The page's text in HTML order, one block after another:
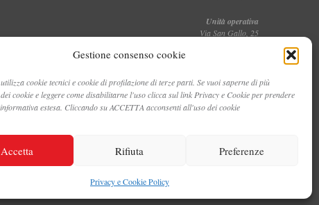
Gestione consenso cookie
cookie tecnici e cookie di profilazione di terze parti. Se vuoi saperne di più
cookie e leggere come disabilitarne l'uso clicca sul link Privacy e Cookie per prendere
estesa. Cliccando su ACCETTA acconsenti all'uso dei cookie
Accetta Rifiuta Preferenze
Privacy e Cookie Policy
Unità operativa
Via San Gallo, 25
Toscana Film Commission
Via San Gallo, 25
Tel. 055 2719035 – fax 055 2719027